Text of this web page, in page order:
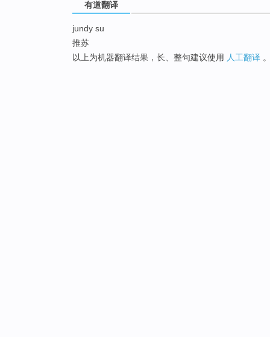
有道翻译
jundy su
推苏
以上为机器翻译结果，长、整句建议使用 人工翻译